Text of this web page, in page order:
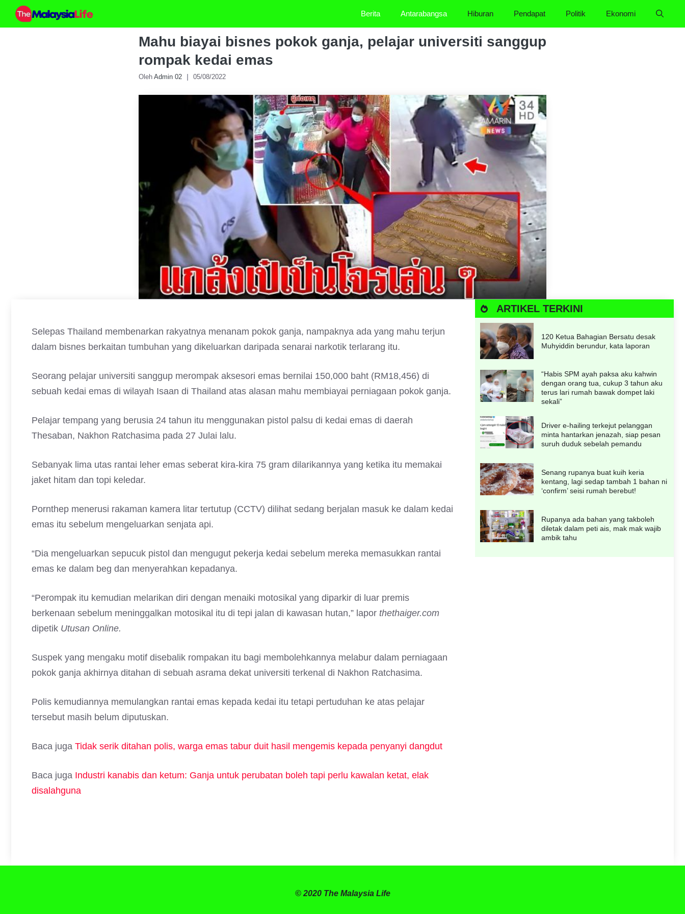
Skip
Berita Antarabangsa Hiburan Pendapat Politik Ekonomi
Mahu biayai bisnes pokok ganja, pelajar universiti sanggup
rompak kedai emas
Oleh Admin 02 05/08/2022
Selepas Thailand membenarkan rakyatnya menanam pokok ganja, nampaknya ada yang mahu terjun
dalam bisnes berkaitan tumbuhan yang dikeluarkan daripada senarai narkotik terlarang itu.
Seorang pelajar universiti sanggup merompak aksesori emas bernilai 150,000 baht (RM18,456) di
sebuah kedai emas di wilayah Isaan di Thailand atas alasan mahu membiayai perniagaan pokok ganja.
Pelajar tempang yang berusia 24 tahun itu menggunakan pistol palsu di kedai emas di daerah
Thesaban, Nakhon Ratchasima pada 27 Julai lalu.
Sebanyak lima utas rantai leher emas seberat kira-kira 75 gram dilarikannya yang ketika itu memakai
jaket hitam dan topi keledar.
Pornthep menerusi rakaman kamera litar tertutup (CCTV) dilihat sedang berjalan masuk ke dalam kedai
emas itu sebelum mengeluarkan senjata api.
“Dia mengeluarkan sepucuk pistol dan mengugut pekerja kedai sebelum mereka memasukkan rantai
emas ke dalam beg dan menyerahkan kepadanya.
“Perompak itu kemudian melarikan diri dengan menaiki motosikal yang diparkir di luar premis
berkenaan sebelum meninggalkan motosikal itu di tepi jalan di kawasan hutan,” lapor thethaiger.com
dipetik Utusan Online.
Suspek yang mengaku motif disebalik rompakan itu bagi membolehkannya melabur dalam perniagaan
pokok ganja akhirnya ditahan di sebuah asrama dekat universiti terkenal di Nakhon Ratchasima.
Polis kemudiannya memulangkan rantai emas kepada kedai itu tetapi pertuduhan ke atas pelajar
tersebut masih belum diputuskan.
Baca juga Tidak serik ditahan polis, warga emas tabur duit hasil mengemis kepada penyanyi dangdut
Baca juga Industri kanabis dan ketum: Ganja untuk perubatan boleh tapi perlu kawalan ketat, elak
disalahguna
ARTIKEL TERKINI
120 Ketua Bahagian Bersatu desak
Muhyiddin berundur, kata laporan
“Habis SPM ayah paksa aku kahwin
dengan orang tua, cukup 3 tahun aku
terus lari rumah bawak dompet laki
sekali”
Driver e-hailing terkejut pelanggan
minta hantarkan jenazah, siap pesan
suruh duduk sebelah pemandu
Senang rupanya buat kuih keria
kentang, lagi sedap tambah 1 bahan ni
‘confirm’ seisi rumah berebut!
Rupanya ada bahan yang takboleh
diletak dalam peti ais, mak mak wajib
ambik tahu
© 2020 The Malaysia Life